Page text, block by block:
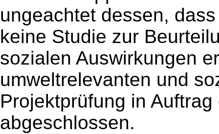
ungeachtet dessen,
keine Studie zur
sozialen Auswirkungen
umweltrelevanten und
Projektprüfung in
abgeschlossen.